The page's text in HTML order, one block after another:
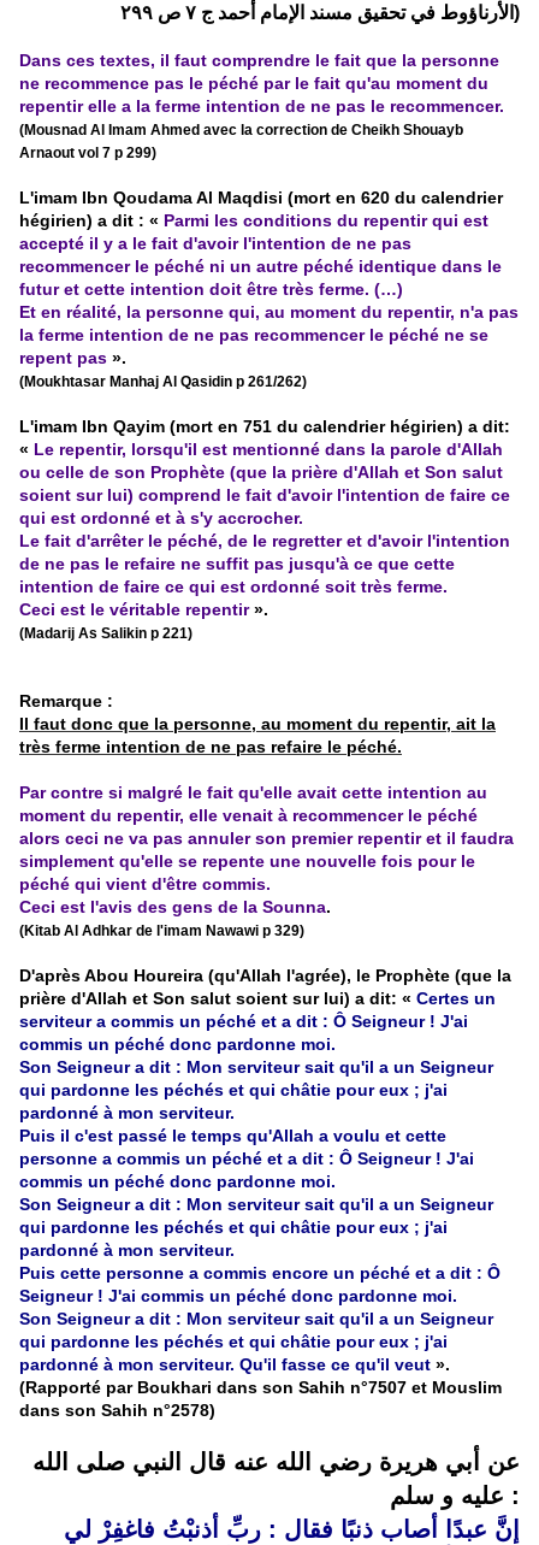
الأرناؤوط في تحقيق مسند الإمام أحمد ج ٧ ص ٢٩٩)
Dans ces textes, il faut comprendre le fait que la personne
ne recommence pas le péché par le fait qu'au moment du
repentir elle a la ferme intention de ne pas le recommencer.
(Mousnad Al Imam Ahmed avec la correction de Cheikh Shouayb
Arnaout vol 7 p 299)
L'imam Ibn Qoudama Al Maqdisi (mort en 620 du calendrier
hégirien) a dit : « Parmi les conditions du repentir qui est
accepté il y a le fait d'avoir l'intention de ne pas
recommencer le péché ni un autre péché identique dans le
futur et cette intention doit être très ferme. (…)
Et en réalité, la personne qui, au moment du repentir, n'a pas
la ferme intention de ne pas recommencer le péché ne se
repent pas ».
(Moukhtasar Manhaj Al Qasidin p 261/262)
L'imam Ibn Qayim (mort en 751 du calendrier hégirien) a dit:
« Le repentir, lorsqu'il est mentionné dans la parole d'Allah
ou celle de son Prophète (que la prière d'Allah et Son salut
soient sur lui) comprend le fait d'avoir l'intention de faire ce
qui est ordonné et à s'y accrocher.
Le fait d'arrêter le péché, de le regretter et d'avoir l'intention
de ne pas le refaire ne suffit pas jusqu'à ce que cette
intention de faire ce qui est ordonné soit très ferme.
Ceci est le véritable repentir».
(Madarij As Salikin p 221)
Remarque :
Il faut donc que la personne, au moment du repentir, ait la
très ferme intention de ne pas refaire le péché.
Par contre si malgré le fait qu'elle avait cette intention au
moment du repentir, elle venait à recommencer le péché
alors ceci ne va pas annuler son premier repentir et il faudra
simplement qu'elle se repente une nouvelle fois pour le
péché qui vient d'être commis.
Ceci est l'avis des gens de la Sounna.
(Kitab Al Adhkar de l'imam Nawawi p 329)
D'après Abou Houreira (qu'Allah l'agrée), le Prophète (que la
prière d'Allah et Son salut soient sur lui) a dit: « Certes un
serviteur a commis un péché et a dit : Ô Seigneur ! J'ai
commis un péché donc pardonne moi.
Son Seigneur a dit : Mon serviteur sait qu'il a un Seigneur
qui pardonne les péchés et qui châtie pour eux ; j'ai
pardonné à mon serviteur.
Puis il c'est passé le temps qu'Allah a voulu et cette
personne a commis un péché et a dit : Ô Seigneur ! J'ai
commis un péché donc pardonne moi.
Son Seigneur a dit : Mon serviteur sait qu'il a un Seigneur
qui pardonne les péchés et qui châtie pour eux ; j'ai
pardonné à mon serviteur.
Puis cette personne a commis encore un péché et a dit : Ô
Seigneur ! J'ai commis un péché donc pardonne moi.
Son Seigneur a dit : Mon serviteur sait qu'il a un Seigneur
qui pardonne les péchés et qui châtie pour eux ; j'ai
pardonné à mon serviteur. Qu'il fasse ce qu'il veut ».
(Rapporté par Boukhari dans son Sahih n°7507 et Mouslim
dans son Sahih n°2578)
عن أبي هريرة رضي الله عنه قال النبي صلى الله
عليه و سلم :
إنَّ عبدًا أصاب ذنبًا فقال : ربِّ أذنبْتُ فاغفِرْ لي